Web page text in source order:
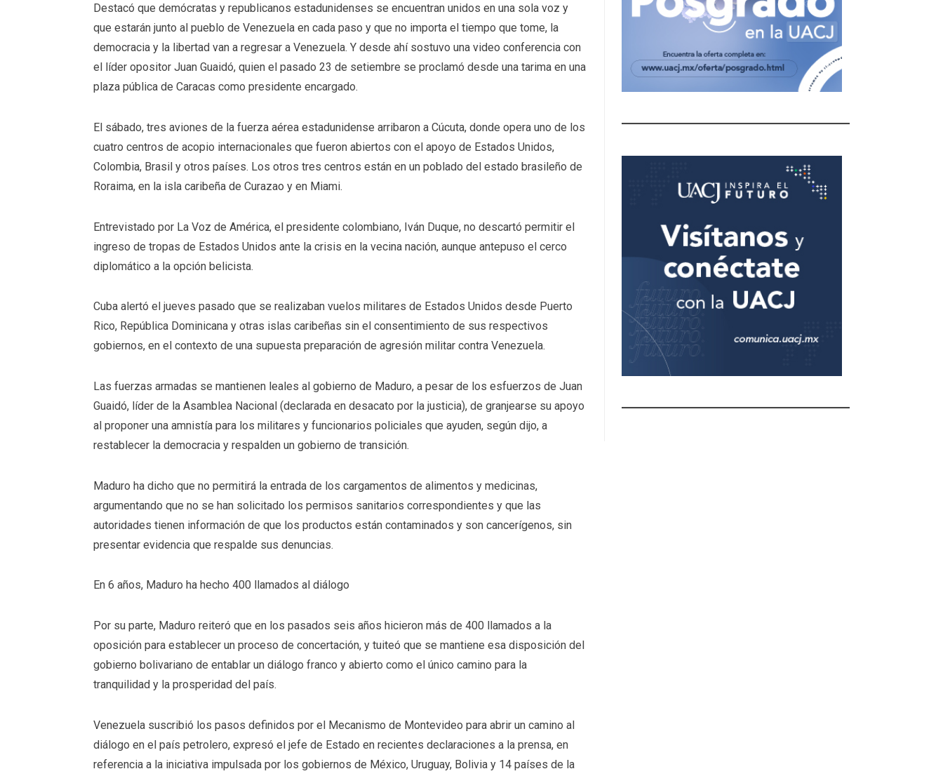
Destacó que demócratas y republicanos estadunidenses se encuentran unidos en una sola voz y
que estarán junto al pueblo de Venezuela en cada paso y que no importa el tiempo que tome, la
democracia y la libertad van a regresar a Venezuela. Y desde ahí sostuvo una video conferencia con
el líder opositor Juan Guaidó, quien el pasado 23 de setiembre se proclamó desde una tarima en una
plaza pública de Caracas como presidente encargado.
El sábado, tres aviones de la fuerza aérea estadunidense arribaron a Cúcuta, donde opera uno de los
cuatro centros de acopio internacionales que fueron abiertos con el apoyo de Estados Unidos,
Colombia, Brasil y otros países. Los otros tres centros están en un poblado del estado brasileño de
Roraima, en la isla caribeña de Curazao y en Miami.
Entrevistado por La Voz de América, el presidente colombiano, Iván Duque, no descartó permitir el
ingreso de tropas de Estados Unidos ante la crisis en la vecina nación, aunque antepuso el cerco
diplomático a la opción belicista.
Cuba alertó el jueves pasado que se realizaban vuelos militares de Estados Unidos desde Puerto
Rico, República Dominicana y otras islas caribeñas sin el consentimiento de sus respectivos
gobiernos, en el contexto de una supuesta preparación de agresión militar contra Venezuela.
Las fuerzas armadas se mantienen leales al gobierno de Maduro, a pesar de los esfuerzos de Juan
Guaidó, líder de la Asamblea Nacional (declarada en desacato por la justicia), de granjearse su apoyo
al proponer una amnistía para los militares y funcionarios policiales que ayuden, según dijo, a
restablecer la democracia y respalden un gobierno de transición.
Maduro ha dicho que no permitirá la entrada de los cargamentos de alimentos y medicinas,
argumentando que no se han solicitado los permisos sanitarios correspondientes y que las
autoridades tienen información de que los productos están contaminados y son cancerígenos, sin
presentar evidencia que respalde sus denuncias.
En 6 años, Maduro ha hecho 400 llamados al diálogo
Por su parte, Maduro reiteró que en los pasados seis años hicieron más de 400 llamados a la
oposición para establecer un proceso de concertación, y tuiteó que se mantiene esa disposición del
gobierno bolivariano de entablar un diálogo franco y abierto como el único camino para la
tranquilidad y la prosperidad del país.
Venezuela suscribió los pasos definidos por el Mecanismo de Montevideo para abrir un camino al
diálogo en el país petrolero, expresó el jefe de Estado en recientes declaraciones a la prensa, en
referencia a la iniciativa impulsada por los gobiernos de México, Uruguay, Bolivia y 14 países de la